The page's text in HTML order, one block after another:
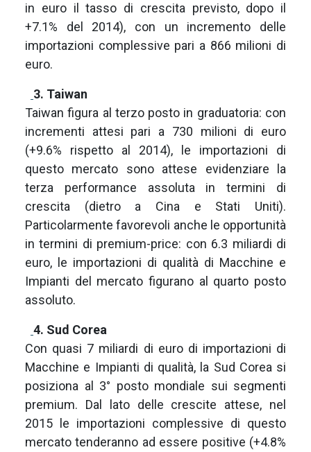
in euro il tasso di crescita previsto, dopo il
+7.1% del 2014), con un incremento delle
importazioni complessive pari a 866 milioni di
euro.
3. Taiwan
Taiwan figura al terzo posto in graduatoria: con
incrementi attesi pari a 730 milioni di euro
(+9.6% rispetto al 2014), le importazioni di
questo mercato sono attese evidenziare la
terza performance assoluta in termini di
crescita (dietro a Cina e Stati Uniti).
Particolarmente favorevoli anche le opportunità
in termini di premium-price: con 6.3 miliardi di
euro, le importazioni di qualità di Macchine e
Impianti del mercato figurano al quarto posto
assoluto.
4. Sud Corea
Con quasi 7 miliardi di euro di importazioni di
Macchine e Impianti di qualità, la Sud Corea si
posiziona al 3° posto mondiale sui segmenti
premium. Dal lato delle crescite attese, nel
2015 le importazioni complessive di questo
mercato tenderanno ad essere positive (+4.8%